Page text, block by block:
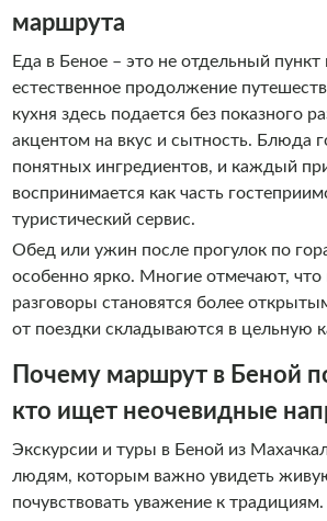
маршрута
Еда в Беное – это не отдельный
естественное продолжение
кухня здесь подается без показного
акцентом на вкус и сытность. Блюда
понятных ингредиентов, и каждый
воспринимается как часть
туристический сервис.
Обед или ужин после прогулок по
особенно ярко. Многие отмечают, что
разговоры становятся более
от поездки складываются в цельную
Почему маршрут в Беной
кто ищет неочевидные
Экскурсии и туры в Беной из
людям, которым важно увидеть
почувствовать уважение к традициям.